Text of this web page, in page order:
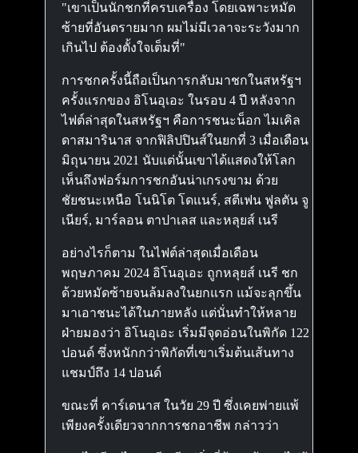
"เขาเป็นนักชกที่ครบเครื่อง โดยเฉพาะหมัด
ซ้ายที่อันตรายมาก ผมไม่มีเวลาจะระวังมาก
เกินไป ต้องตั้งใจเต็มที่"
การชกครั้งนี้ถือเป็นการกลับมาชกในสหรัฐฯ
ครั้งแรกของ อิโนอุเอะ ในรอบ 4 ปี หลังจาก
ไฟต์ล่าสุดในสหรัฐฯ คือการชนะน็อก ไมเคิล
ดาสมารินาส จากฟิลิปปินส์ในยกที่ 3 เมื่อเดือน
มิถุนายน 2021 นับแต่นั้นเขาได้แสดงให้โลก
เห็นถึงฟอร์มการชกอันน่าเกรงขาม ด้วย
ชัยชนะเหนือ โนนิโต โดแนร์, สตีเฟน ฟูลตัน จู
เนียร์, มาร์ลอน ตาปาเลส และหลุยส์ เนรี
อย่างไรก็ตาม ในไฟต์ล่าสุดเมื่อเดือน
พฤษภาคม 2024 อิโนอุเอะ ถูกหลุยส์ เนรี ชก
ด้วยหมัดซ้ายจนล้มลงในยกแรก แม้จะลุกขึ้น
มาเอาชนะได้ในภายหลัง แต่นั่นทำให้หลาย
ฝ่ายมองว่า อิโนอุเอะ เริ่มมีจุดอ่อนในพิกัด 122
ปอนด์ ซึ่งหนักกว่าพิกัดที่เขาเริ่มต้นเส้นทาง
แชมป์ถึง 14 ปอนด์
ขณะที่ คาร์เดนาส ในวัย 29 ปี ซึ่งเคยพ่ายแพ้
เพียงครั้งเดียวจากการชกอาชีพ กล่าวว่า